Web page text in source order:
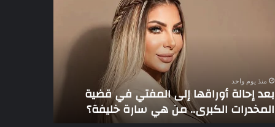
منذ يوم واحد
بعد إحالة أوراقها إلى المفتي في قضية
المخدرات الكبرى.. من هي سارة خليفة؟